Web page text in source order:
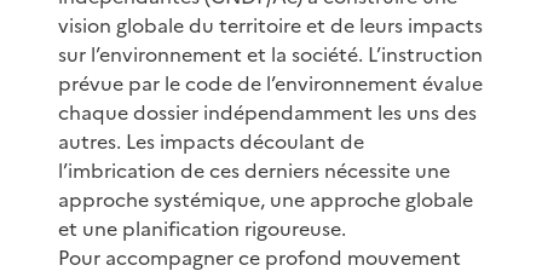
vision globale du territoire et de leurs impacts
sur l’environnement et la société. L’instruction
prévue par le code de l’environnement évalue
chaque dossier indépendamment les uns des
autres. Les impacts découlant de
l’imbrication de ces derniers nécessite une
approche systémique, une approche globale
et une planification rigoureuse.
Pour accompagner ce profond mouvement